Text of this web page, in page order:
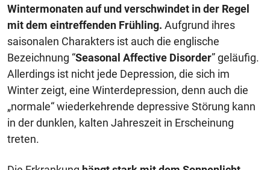
Wintermonaten auf und verschwindet in der Regel
mit dem eintreffenden Frühling. Aufgrund ihres
saisonalen Charakters ist auch die englische
Bezeichnung “Seasonal Affective Disorder” geläufig.
Allerdings ist nicht jede Depression, die sich im
Winter zeigt, eine Winterdepression, denn auch die
„normale“ wiederkehrende depressive Störung kann
in der dunklen, kalten Jahreszeit in Erscheinung
treten.